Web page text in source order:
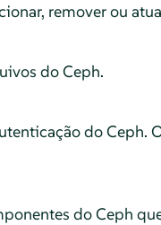
remover ou
do Ceph.
do Ceph.
do Ceph